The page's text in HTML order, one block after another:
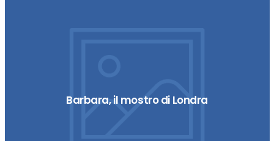
Barbara, il mostro di Londra